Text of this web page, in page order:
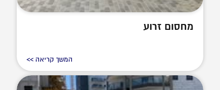
מחסום זרוע
המשך קריאה >>